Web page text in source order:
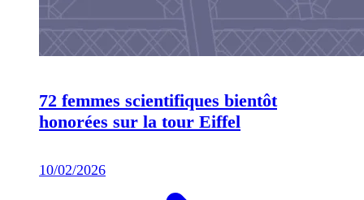
72 femmes scientifiques bientôt
honorées sur la tour Eiffel
10/02/2026